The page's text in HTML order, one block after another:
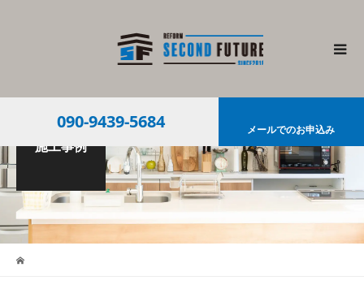
090-9439-5684 メールでのお申込み
施工事例